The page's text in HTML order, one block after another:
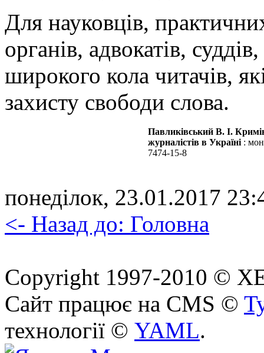
Для науковців,
органів, адвокатів,
широкого кола читачів,
захисту свободи слова.
Павликівський В. І.
журналістів в Україні :
7474-15-8
понеділок, 23.01.2017
<- Назад до: Головна
Copyright 1997-2010 ©
Сайт працює на CMS ©
технології © YAML.